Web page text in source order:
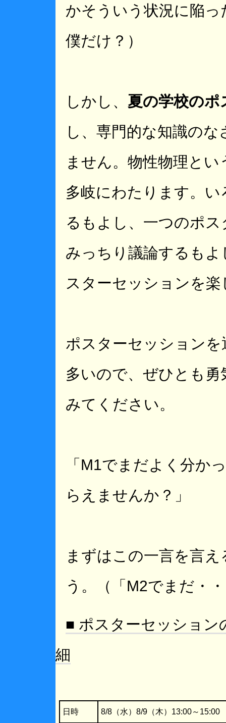
かそういう状況に陥
僕だけ？）
しかし、 夏の学校のポ
し、専門的な知識の
ません。物性物理と
多岐にわたります。
るもよし、一つのポ
みっちり議論するも
スターセッションを
ポスターセッション
多いので、ぜひとも
みてください。
「M1でまだよく分か
らえませんか？」
まずはこの一言を言
う。（「M2でまだ・
■ ポスターセッション
細
日時 8/8（水）8/9（木）13:00～15:00